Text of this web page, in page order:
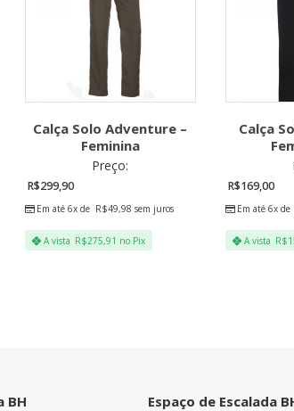
Calça Solo Adventure –
Feminina
Preço:
R$299,90
Em até 6x de R$49,98 sem juros
A vista R$275,91 no Pix
Calça
R$169,00
Em até 6x de
A vista R$
BH
Espaço de Escalada